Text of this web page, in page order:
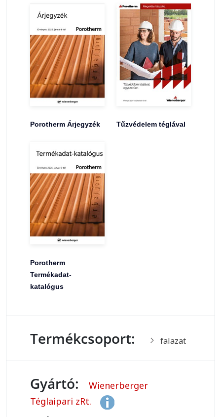
Porotherm Árjegyzék Tűzvédelem téglával
Porotherm
Termékadat-
katalógus
Termékcsoport: falazat
Gyártó:
Wienerberger
Téglaipari zRt.